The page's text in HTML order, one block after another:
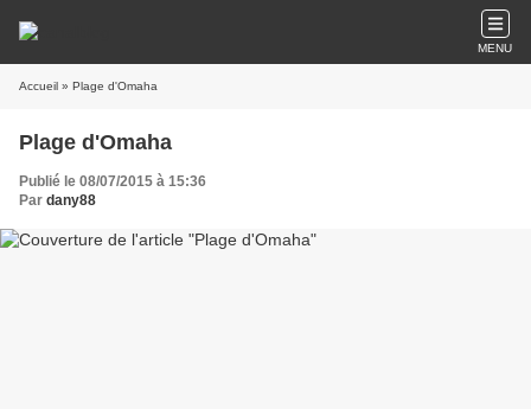
MENU
Accueil » Plage d'Omaha
Plage d'Omaha
Publié le 08/07/2015 à 15:36
Par dany88